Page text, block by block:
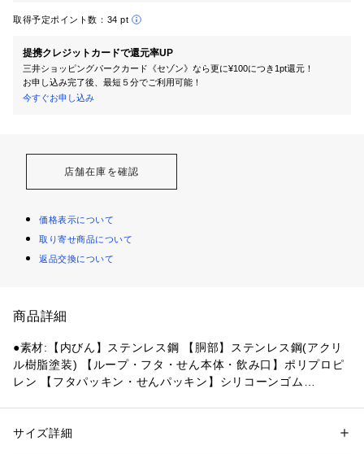
取得予定ポイント数： 34 pt
提携クレジットカードで還元率UP
三井ショッピングパークカード《セゾン》なら更に¥100につき1pt還元！
お申し込み完了後、最短５分でご利用可能！
今すぐお申し込み
店舗在庫を確認
価格表示について
取り寄せ商品について
返品交換について
商品詳細
●素材:【内びん】ステンレス鋼 【胴部】ステンレス鋼(アクリ
ル樹脂塗装) 【ループ・フタ・せん本体・飲み口】ポリプロピ
レン 【フタパッキン・せんパッキン】シリコーンゴム
性別：レディース
サイズ詳細